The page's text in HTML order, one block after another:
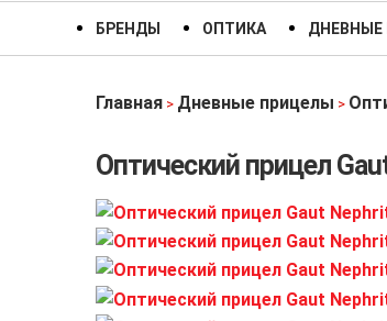
БРЕНДЫ ОПТИКА ДНЕВНЫЕ
Главная > Дневные прицелы >
Оптический прицел